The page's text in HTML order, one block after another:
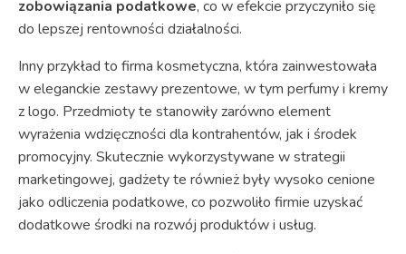
zobowiązania podatkowe, co w efekcie przyczyniło się
do lepszej rentowności działalności.
Inny przykład to firma kosmetyczna, która zainwestowała
w eleganckie zestawy prezentowe, w tym perfumy i kremy
z logo. Przedmioty te stanowiły zarówno element
wyrażenia wdzięczności dla kontrahentów, jak i środek
promocyjny. Skutecznie wykorzystywane w strategii
marketingowej, gadżety te również były wysoko cenione
jako odliczenia podatkowe, co pozwoliło firmie uzyskać
dodatkowe środki na rozwój produktów i usług.